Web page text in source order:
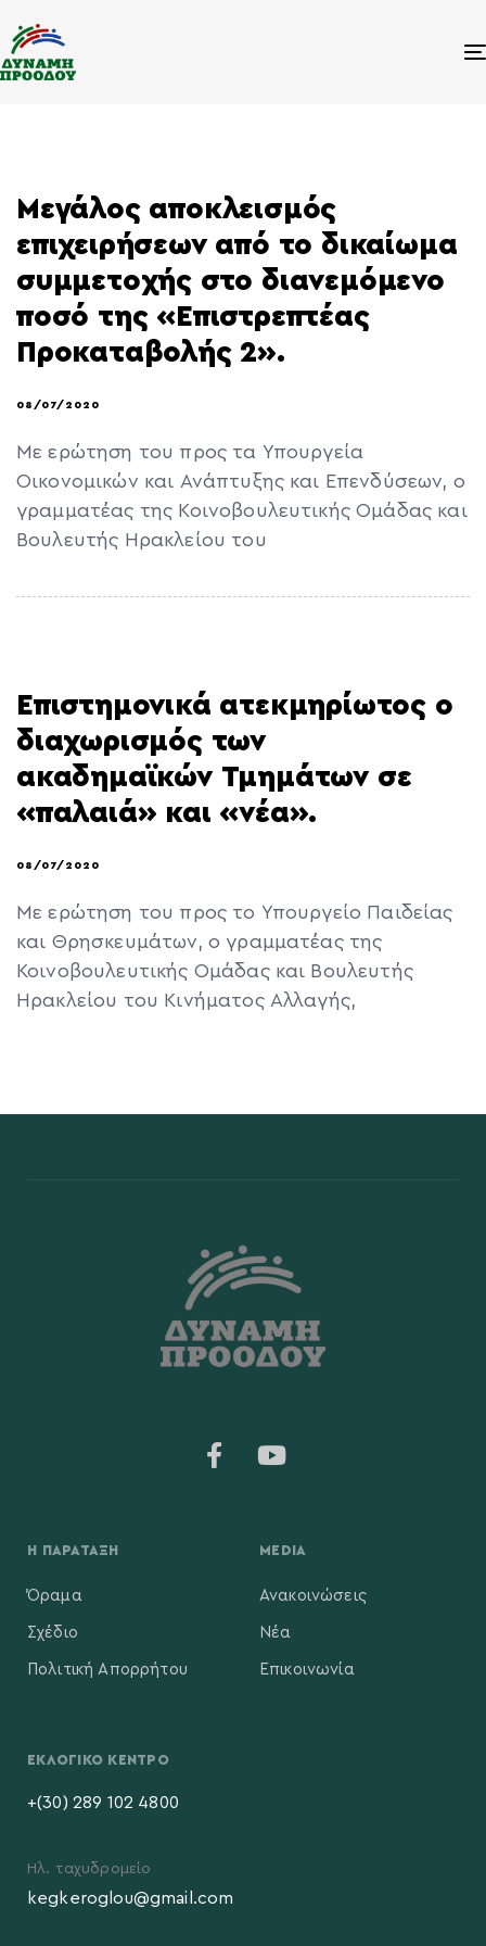
Μεγάλος αποκλεισμός
επιχειρήσεων από το δικαίωμα
συμμετοχής στο διανεμόμενο
ποσό της «Επιστρεπτέας
Προκαταβολής 2».
08/07/2020
Με ερώτηση του προς τα Υπουργεία
Οικονομικών και Ανάπτυξης και Επενδύσεων, ο
γραμματέας της Κοινοβουλευτικής Ομάδας και
Βουλευτής Ηρακλείου του
Επιστημονικά ατεκμηρίωτος ο
διαχωρισμός των
ακαδημαϊκών Τμημάτων σε
«παλαιά» και «νέα».
08/07/2020
Με ερώτηση του προς το Υπουργείο Παιδείας
και Θρησκευμάτων, ο γραμματέας της
Κοινοβουλευτικής Ομάδας και Βουλευτής
Ηρακλείου του Κινήματος Αλλαγής,
Η ΠΑΡΆΤΑΞΗ
Όραμα
Σχέδιο
Πολιτική Απορρήτου
MEDIA
Ανακοινώσεις
Νέα
Επικοινωνία
ΕΚΛΟΓΙΚΌ ΚΈΝΤΡΟ
+(30) 289 102 4800
Ηλ. ταχυδρομείο
kegkeroglou@gmail.com